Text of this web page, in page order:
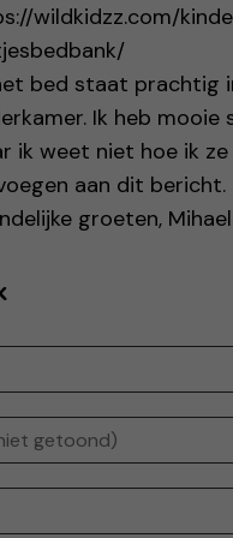
wildkidzz.com/
bed staat prachtig
Ik heb mooie
ik weet niet hoe ik ze
aan dit bericht.
groeten,